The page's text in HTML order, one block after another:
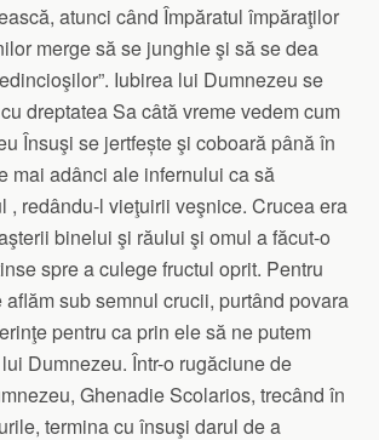
atunci când Împăratul împăraţilor
merge să se junghie şi să se dea
Iubirea lui Dumnezeu se
dreptatea Sa câtă vreme vedem cum
Însuşi se jertfește şi coboară până în
mai adânci ale infernului ca să
, redându-l vieţuirii veşnice. Crucea era
binelui şi răului şi omul a făcut-o
spre a culege fructul oprit. Pentru
sub semnul crucii, purtând povara
pentru ca prin ele să ne putem
Dumnezeu. Într-o rugăciune de
Ghenadie Scolarios, trecând în
termina cu însuşi darul de a